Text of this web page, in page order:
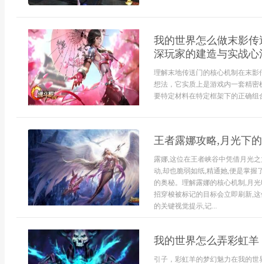
我的世界怎么做末影
深玩家的建造与实战心
理解末地传送门的核心机制在末
想法，它实质上是游戏内一套精
要特定材料在特定框架下的正确
王者露娜攻略,月光下
露娜,这位在王者峡谷中凭借月光
动,却也脆弱如纸,精通她,便是掌握
的奥秘。理解露娜的核心机制,月
招穿梭被标记的目标会立即刷新,
的关键视觉提示,记...
我的世界怎么弄彩虹
引子，彩虹羊的梦幻魅力在我的